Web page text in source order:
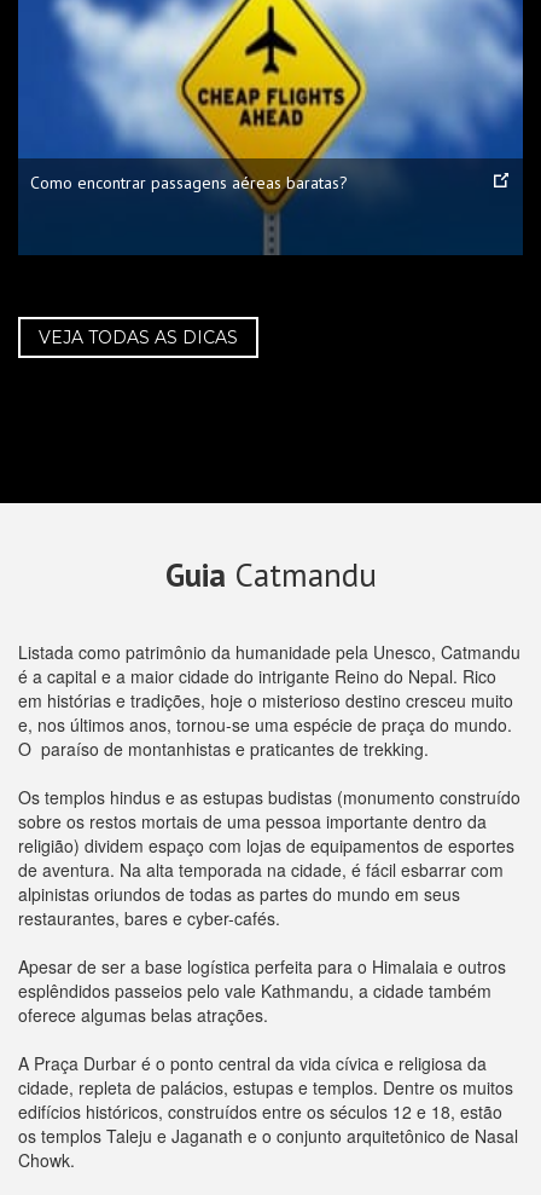
Como encontrar passagens aéreas baratas?
VEJA TODAS AS DICAS
Guia Catmandu
Listada como patrimônio da humanidade pela Unesco, Catmandu
é a capital e a maior cidade do intrigante Reino do Nepal. Rico
em histórias e tradições, hoje o misterioso destino cresceu muito
e, nos últimos anos, tornou-se uma espécie de praça do mundo.
O paraíso de montanhistas e praticantes de trekking.
Os templos hindus e as estupas budistas (monumento construído
sobre os restos mortais de uma pessoa importante dentro da
religião) dividem espaço com lojas de equipamentos de esportes
de aventura. Na alta temporada na cidade, é fácil esbarrar com
alpinistas oriundos de todas as partes do mundo em seus
restaurantes, bares e cyber-cafés.
Apesar de ser a base logística perfeita para o Himalaia e outros
esplêndidos passeios pelo vale Kathmandu, a cidade também
oferece algumas belas atrações.
A Praça Durbar é o ponto central da vida cívica e religiosa da
cidade, repleta de palácios, estupas e templos. Dentre os muitos
edifícios históricos, construídos entre os séculos 12 e 18, estão
os templos Taleju e Jaganath e o conjunto arquitetônico de Nasal
Chowk.